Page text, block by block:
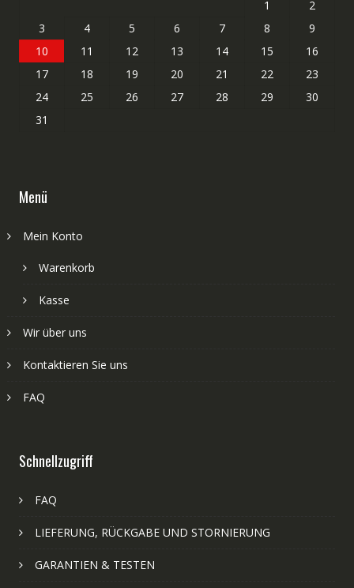
1
2
3
4 5 6 7 8
9
10
11 12 13 14 15
16
17
18 19 20 21 22
23
24
25 26 27 28 29
30
31
Menü
Mein Konto
Warenkorb
Kasse
Wir über uns
Kontaktieren Sie uns
FAQ
Schnellzugriff
FAQ
LIEFERUNG, RÜCKGABE UND STORNIERUNG
GARANTIEN & TESTEN